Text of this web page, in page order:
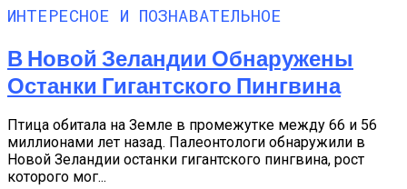
ИНТЕРЕСНОЕ И ПОЗНАВАТЕЛЬНОЕ
В Новой Зеландии Обнаружены
Останки Гигантского Пингвина
Птица обитала на Земле в промежутке между 66 и 56
миллионами лет назад. Палеонтологи обнаружили в
Новой Зеландии останки гигантского пингвина, рост
которого мог...